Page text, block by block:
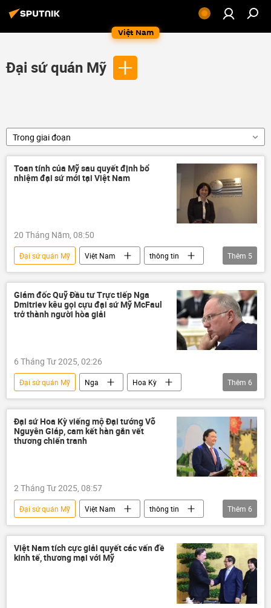
Việt Nam
Đại sứ quán Mỹ
Trong giai đoạn
Toan tính của Mỹ sau quyết định bổ
nhiệm đại sứ mới tại Việt Nam
20 Tháng Năm, 08:50
Đại sứ quán Mỹ Việt Nam
thông tin
Hoa Kỳ
Bộ Ngoại giao Hoa Kỳ
quan hệ quốc tế
đại sứ đại sứ Mỹ
Thêm 5
Giám đốc Quỹ Đầu tư Trực tiếp Nga
Dmitriev kêu gọi cựu đại sứ Mỹ McFaul
trở thành người hòa giải
6 Tháng Tư 2025, 02:26
Đại sứ quán Mỹ Nga
Hoa Kỳ
Ukraina
đại sứ quán
Thế giới
Chính trị
Kinh tế Donald Trump
Thêm 6
Đại sứ Hoa Kỳ viếng mộ Đại tướng Võ
Nguyên Giáp, cam kết hàn gắn vết
thương chiến tranh
2 Tháng Tư 2025, 08:57
Đại sứ quán Mỹ Việt Nam
thông tin
Hoa Kỳ
đại sứ
chiến tranh
chiến tranh Việt Nam
ngoại giao
Chính trị
Thêm 6
Việt Nam tích cực giải quyết các vấn đề
kinh tế, thương mại với Mỹ